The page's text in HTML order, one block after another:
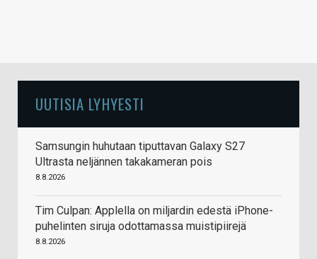
UUTISIA LYHYESTI
Samsungin huhutaan tiputtavan Galaxy S27
Ultrasta neljännen takakameran pois
8.8.2026
Tim Culpan: Applella on miljardin edestä iPhone-
puhelinten siruja odottamassa muistipiirejä
8.8.2026